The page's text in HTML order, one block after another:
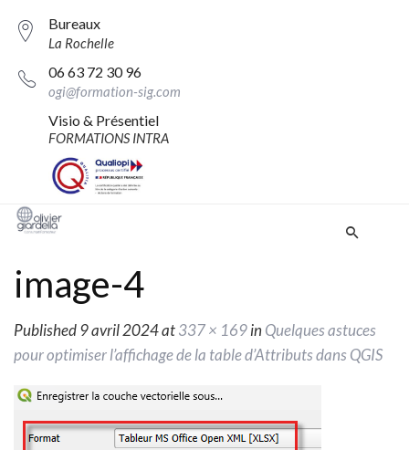
Bureaux
La Rochelle
06 63 72 30 96
ogi@formation-sig.com
Visio & Présentiel
FORMATIONS INTRA
image-4
Published9 avril 2024at337 × 169inQuelques astuces
pour optimiser l’affichage de la table d’Attributs dans QGIS